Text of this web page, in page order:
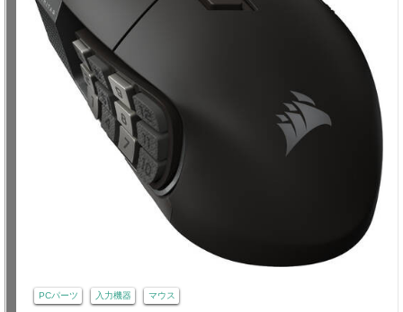
PCパーツ 入力機器 マウス